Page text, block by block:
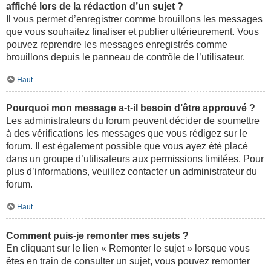
affiché lors de la rédaction d’un sujet ?
Il vous permet d’enregistrer comme brouillons les messages
que vous souhaitez finaliser et publier ultérieurement. Vous
pouvez reprendre les messages enregistrés comme
brouillons depuis le panneau de contrôle de l’utilisateur.
Haut
Pourquoi mon message a-t-il besoin d’être approuvé ?
Les administrateurs du forum peuvent décider de soumettre
à des vérifications les messages que vous rédigez sur le
forum. Il est également possible que vous ayez été placé
dans un groupe d’utilisateurs aux permissions limitées. Pour
plus d’informations, veuillez contacter un administrateur du
forum.
Haut
Comment puis-je remonter mes sujets ?
En cliquant sur le lien « Remonter le sujet » lorsque vous
êtes en train de consulter un sujet, vous pouvez remonter